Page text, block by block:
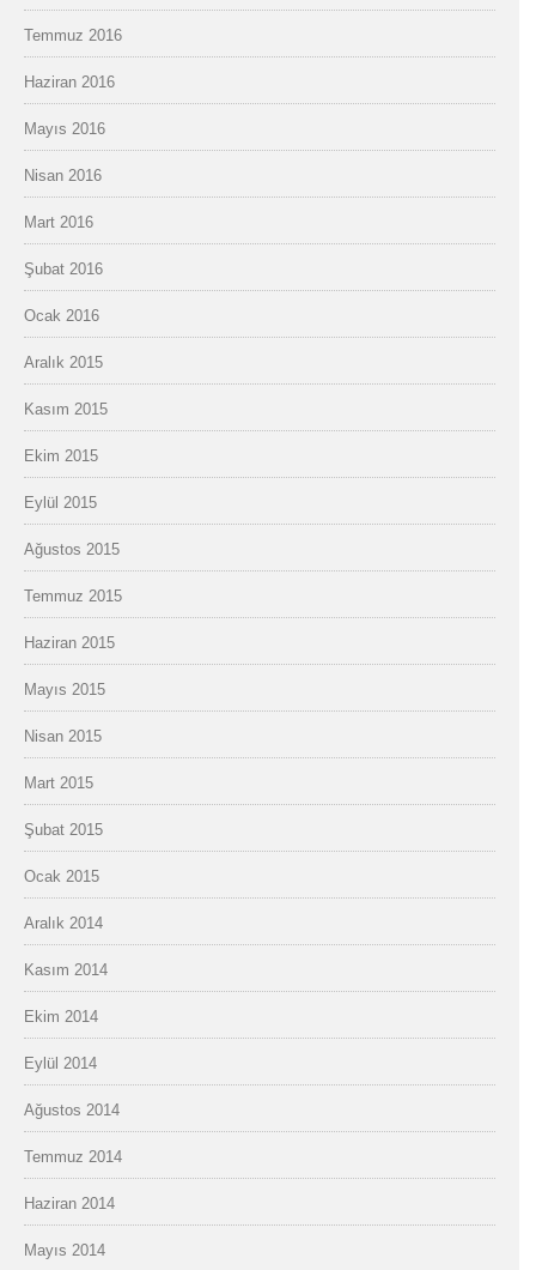
Temmuz 2016
Haziran 2016
Mayıs 2016
Nisan 2016
Mart 2016
Şubat 2016
Ocak 2016
Aralık 2015
Kasım 2015
Ekim 2015
Eylül 2015
Ağustos 2015
Temmuz 2015
Haziran 2015
Mayıs 2015
Nisan 2015
Mart 2015
Şubat 2015
Ocak 2015
Aralık 2014
Kasım 2014
Ekim 2014
Eylül 2014
Ağustos 2014
Temmuz 2014
Haziran 2014
Mayıs 2014